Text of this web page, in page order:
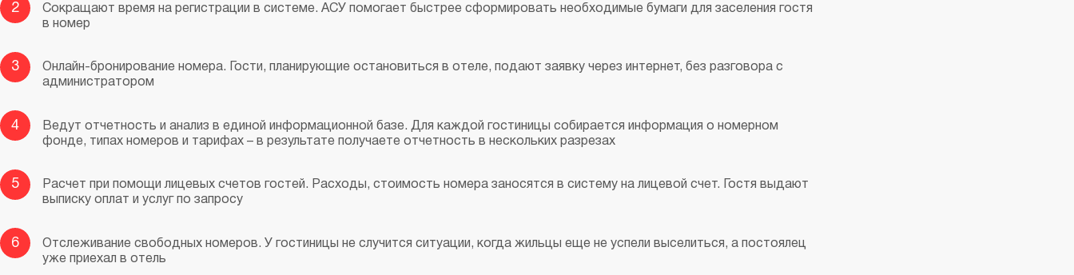
2
Сокращают время на регистрации в системе. АСУ помогает быстрее сформировать необходимые бумаги для заселения гостя
в номер
3
Онлайн-бронирование номера. Гости, планирующие остановиться в отеле, подают заявку через интернет, без разговора с
администратором
4
Ведут отчетность и анализ в единой информационной базе. Для каждой гостиницы собирается информация о номерном
фонде, типах номеров и тарифах – в результате получаете отчетность в нескольких разрезах
5
Расчет при помощи лицевых счетов гостей. Расходы, стоимость номера заносятся в систему на лицевой счет. Гостя выдают
выписку оплат и услуг по запросу
6
Отслеживание свободных номеров. У гостиницы не случится ситуации, когда жильцы еще не успели выселиться, а постоялец
уже приехал в отель